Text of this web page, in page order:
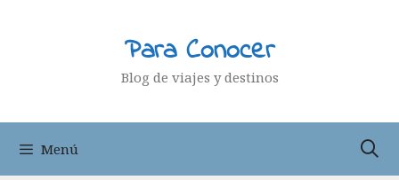
Para Conocer
Blog de viajes y destinos
Menú